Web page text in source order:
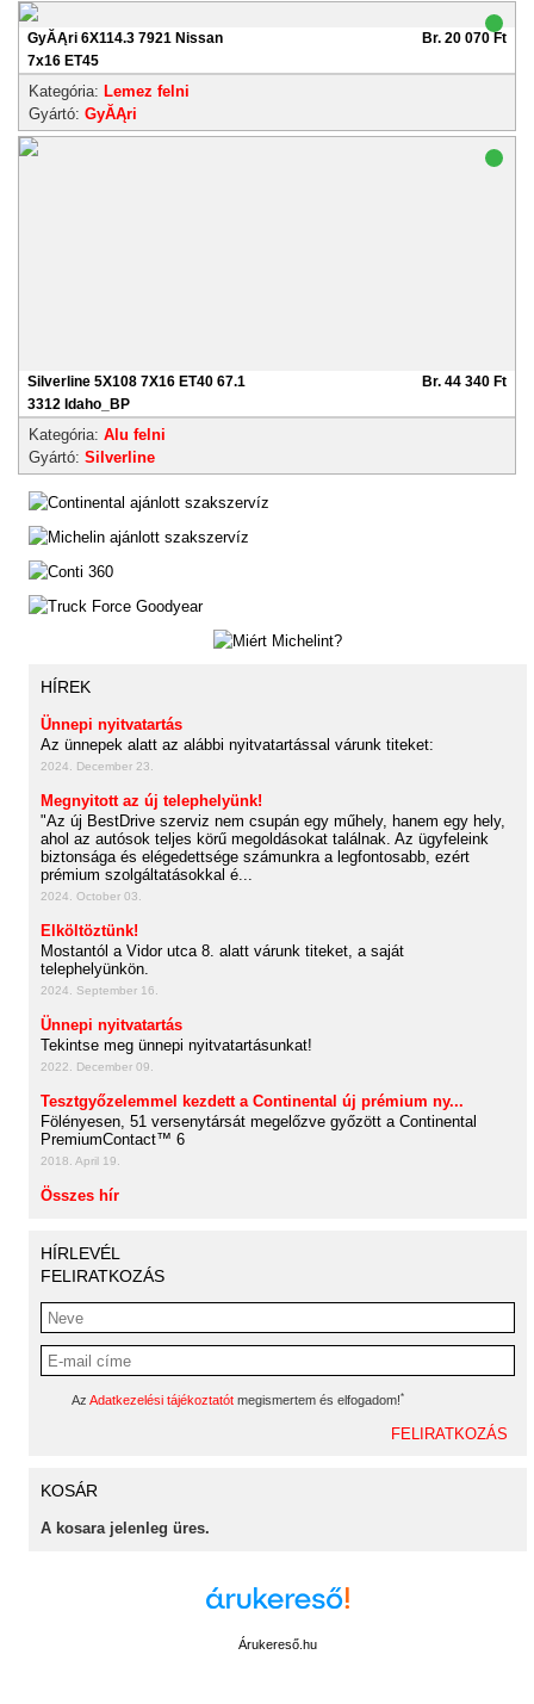
GyĂĄri 6X114.3 7921 Nissan
7x16 ET45
Br. 20 070 Ft
Kategória: Lemez felni
Gyártó: GyĂĄri
Silverline 5X108 7X16 ET40 67.1
3312 Idaho_BP
Br. 44 340 Ft
Kategória: Alu felni
Gyártó: Silverline
HÍREK
Ünnepi nyitvatartás
Az ünnepek alatt az alábbi nyitvatartással várunk titeket:
2024. December 23.
Megnyitott az új telephelyünk!
"Az új BestDrive szerviz nem csupán egy műhely, hanem egy hely,
ahol az autósok teljes körű megoldásokat találnak. Az ügyfeleink
biztonsága és elégedettsége számunkra a legfontosabb, ezért
prémium szolgáltatásokkal é...
2024. October 03.
Elköltöztünk!
Mostantól a Vidor utca 8. alatt várunk titeket, a saját
telephelyünkön.
2024. September 16.
Ünnepi nyitvatartás
Tekintse meg ünnepi nyitvatartásunkat!
2022. December 09.
Tesztgyőzelemmel kezdett a Continental új prémium ny...
Fölényesen, 51 versenytársát megelőzve győzött a Continental
PremiumContact™ 6
2018. April 19.
Összes hír
HÍRLEVÉL
FELIRATKOZÁS
Az Adatkezelési tájékoztatót megismertem és elfogadom!*
KOSÁR
A kosara jelenleg üres.
Árukereső.hu